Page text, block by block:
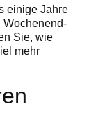
einige Jahre
Wochenend-
Sie, wie
mehr